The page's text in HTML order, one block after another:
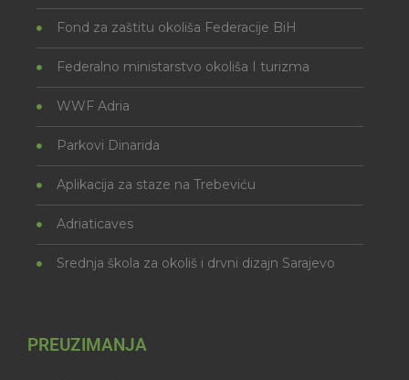
Fond za zaštitu okoliša Federacije BiH
Federalno ministarstvo okoliša I turizma
WWF Adria
Parkovi Dinarida
Aplikacija za staze na Trebeviću
Adriaticaves
Srednja škola za okoliš i drvni dizajn Sarajevo
PREUZIMANJA